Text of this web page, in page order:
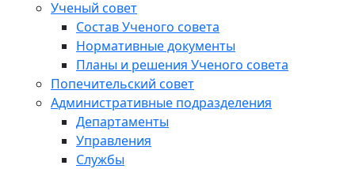
Ученый совет
Состав Ученого совета
Нормативные документы
Планы и решения Ученого совета
Попечительский совет
Административные подразделения
Департаменты
Управления
Службы